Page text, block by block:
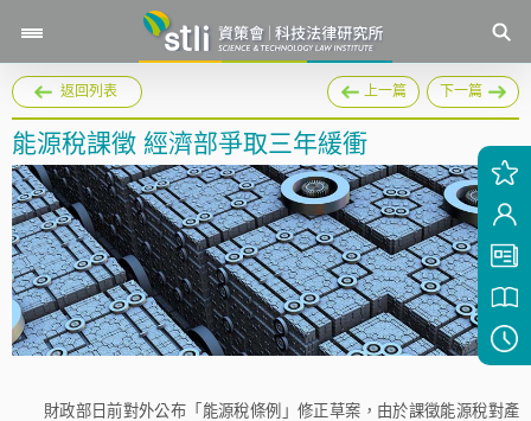
返回列表 上一篇 下一篇
能源稅課徵 經濟部爭取三年緩衝
財政部日前對外公布「能源稅條例」修正草案，由於課徵能源稅對產